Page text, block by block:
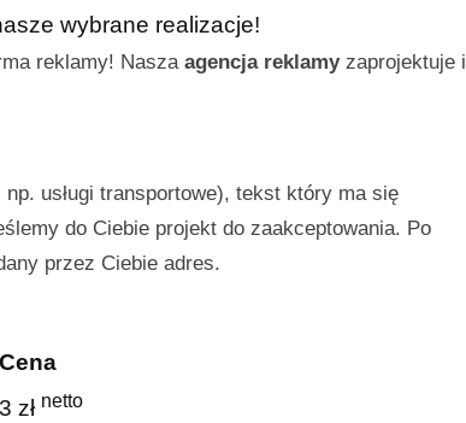
wybrane realizacje!
reklamy! Nasza agencja reklamyzaprojektuje i
usługi transportowe), tekst który ma się
do Ciebie projekt do zaakceptowania. Po
przez Ciebie adres.
Cena
zł netto